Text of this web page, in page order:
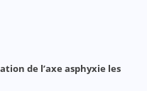
de l’axe asphyxie les